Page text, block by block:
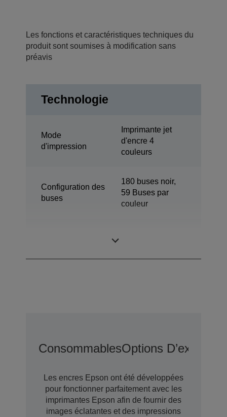
Les fonctions et caractéristiques techniques du
produit sont soumises à modification sans
préavis
Technologie
Mode
d'impression
Imprimante jet
d'encre 4
couleurs
Configuration des
buses
180 buses noir,
59 Buses par
couleur
ConsommablesOptions
Les encres Epson ont été développées
pour fonctionner parfaitement avec les
imprimantes Epson afin de fournir des
images éclatantes et des impressions